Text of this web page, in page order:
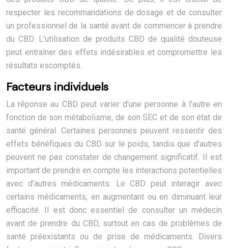
respecter les recommandations de dosage et de consulter
un professionnel de la santé avant de commencer à prendre
du CBD. L’utilisation de produits CBD de qualité douteuse
peut entraîner des effets indésirables et compromettre les
résultats escomptés.
Facteurs individuels
La réponse au CBD peut varier d’une personne à l’autre en
fonction de son métabolisme, de son SEC et de son état de
santé général. Certaines personnes peuvent ressentir des
effets bénéfiques du CBD sur le poids, tandis que d’autres
peuvent ne pas constater de changement significatif. Il est
important de prendre en compte les interactions potentielles
avec d’autres médicaments. Le CBD peut interagir avec
certains médicaments, en augmentant ou en diminuant leur
efficacité. Il est donc essentiel de consulter un médecin
avant de prendre du CBD, surtout en cas de problèmes de
santé préexistants ou de prise de médicaments. Divers